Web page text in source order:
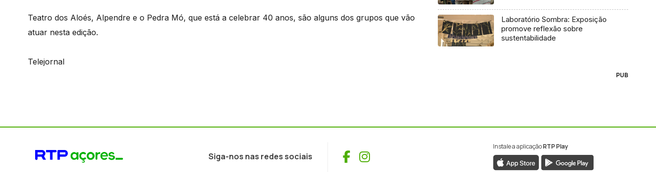
Teatro dos Aloés, Alpendre e o Pedra Mó, que está a celebrar 40 anos, são alguns dos grupos que vão
atuar nesta edição.
Telejornal
Laboratório Sombra: Exposição
promove reflexão sobre
sustentabilidade
PUB
Siga-nos nas redes sociais Facebook
Instagram
Instale a aplicaçãoRTP Play